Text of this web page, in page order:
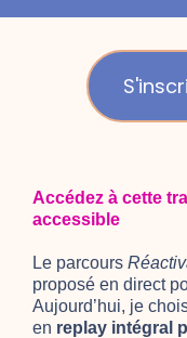
Accédez à cette
accessible
Le parcours
proposé en direct
Aujourd’hui, je
en replay intégral